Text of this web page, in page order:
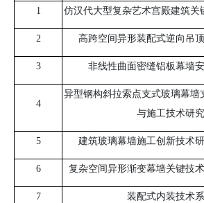
1 仿汉代大型复杂艺术宫殿建筑关
2 高跨空间异形装配式逆向吊
3 非线性曲面密缝铝板幕墙
4
异型钢构斜拉索点支式玻璃幕墙
与施工技术研究
5 建筑玻璃幕墙施工创新技术
6 复杂空间异形渐变幕墙关键技
7 装配式内装技术